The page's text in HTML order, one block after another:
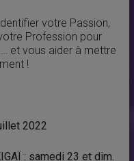
votre Passion,
Profession pour
et vous aider à mettre
!
2022
: samedi 23 et dim.